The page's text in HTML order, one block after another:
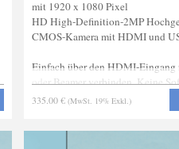
mit 1920 x 1080 Pixel
HD High-Definition-2MP
CMOS-Kamera mit HDMI und
Einfach über den HDMI-
oder Beamer verbinden. Keine
HDMI-Kabel, Maus und SD
335.00 € (MwSt. 19% Exkl.)